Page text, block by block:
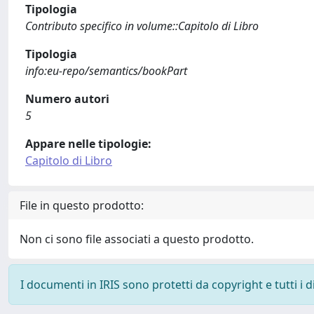
Tipologia
Contributo specifico in volume::Capitolo di Libro
Tipologia
info:eu-repo/semantics/bookPart
Numero autori
5
Appare nelle tipologie:
Capitolo di Libro
File in questo prodotto:
Non ci sono file associati a questo prodotto.
I documenti in IRIS sono protetti da copyright e tutti i